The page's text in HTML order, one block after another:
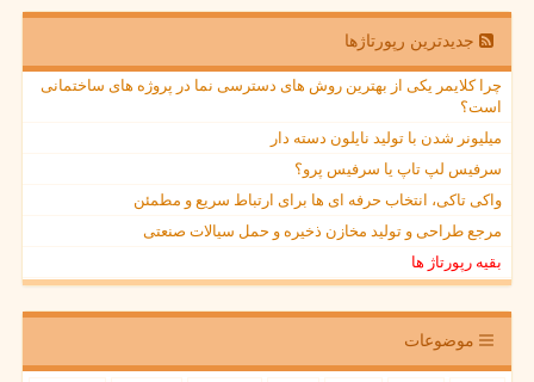
جدیدترین رپورتاژها
چرا کلایمر یکی از بهترین روش های دسترسی نما در پروژه های ساختمانی
است؟
میلیونر شدن با تولید نایلون دسته دار
سرفیس لپ تاپ یا سرفیس پرو؟
واکی تاکی، انتخاب حرفه ای ها برای ارتباط سریع و مطمئن
مرجع طراحی و تولید مخازن ذخیره و حمل سیالات صنعتی
بقیه رپورتاژ ها
موضوعات